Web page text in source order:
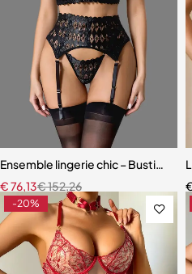
Ensemble lingerie chic – Bustier
€152,26
€76,13
-20%